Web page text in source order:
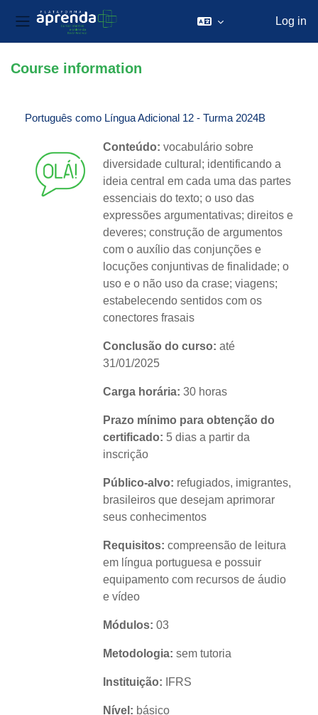
Side panel
Log in
Course information
Português como Língua Adicional 12 - Turma 2024B
Conteúdo: vocabulário sobre
diversidade cultural; identificando a
ideia central em cada uma das partes
essenciais do texto; o uso das
expressões argumentativas; direitos e
deveres; construção de argumentos
com o auxílio das conjunções e
locuções conjuntivas de finalidade; o
uso e o não uso da crase; viagens;
estabelecendo sentidos com os
conectores frasais
Conclusão do curso: até
31/01/2025
Carga horária: 30 horas
Prazo mínimo para obtenção do
certificado: 5 dias a partir da
inscrição
Público-alvo: refugiados, imigrantes,
brasileiros que desejam aprimorar
seus conhecimentos
Requisitos: compreensão de leitura
em língua portuguesa e possuir
equipamento com recursos de áudio
e vídeo
Módulos: 03
Metodologia: sem tutoria
Instituição: IFRS
Nível: básico